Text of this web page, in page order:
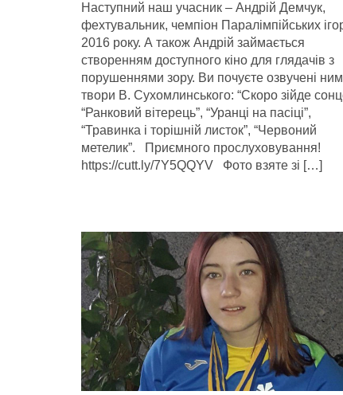
Наступний наш учасник – Андрій Демчук,
фехтувальник, чемпіон Паралімпійських
2016 року. А також Андрій займається
створенням доступного кіно для глядачів з
порушеннями зору. Ви почуєте озвучені ним
твори В. Сухомлинського: “Скоро зійде
“Ранковий вітерець”, “Уранці на пасіці”,
“Травинка і торішній листок”, “Червоний
метелик”. Приємного прослуховування!
https://cutt.ly/7Y5QQYV Фото взяте зі […]